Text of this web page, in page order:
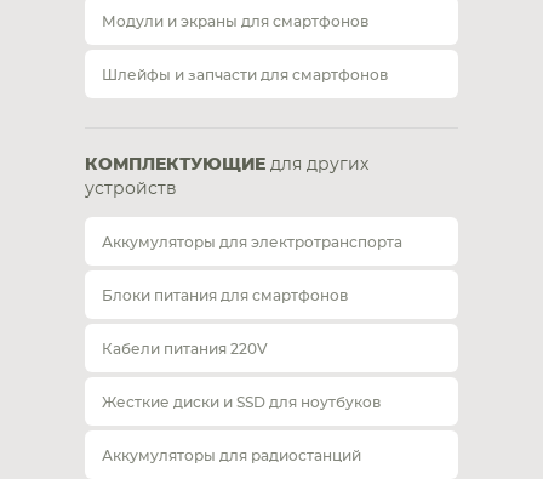
Модули и экраны для смартфонов
Шлейфы и запчасти для смартфонов
КОМПЛЕКТУЮЩИЕ для других
устройств
Аккумуляторы для электротранспорта
Блоки питания для смартфонов
Кабели питания 220V
Жесткие диски и SSD для ноутбуков
Аккумуляторы для радиостанций